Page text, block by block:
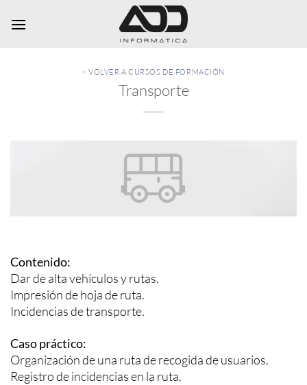
< VOLVER A CURSOS DE FORMACIÓN
Transporte
Contenido:
Dar de alta vehículos y rutas.
Impresión de hoja de ruta.
Incidencias de transporte.
Caso práctico:
Organización de una ruta de recogida de usuarios.
Registro de incidencias en la ruta.